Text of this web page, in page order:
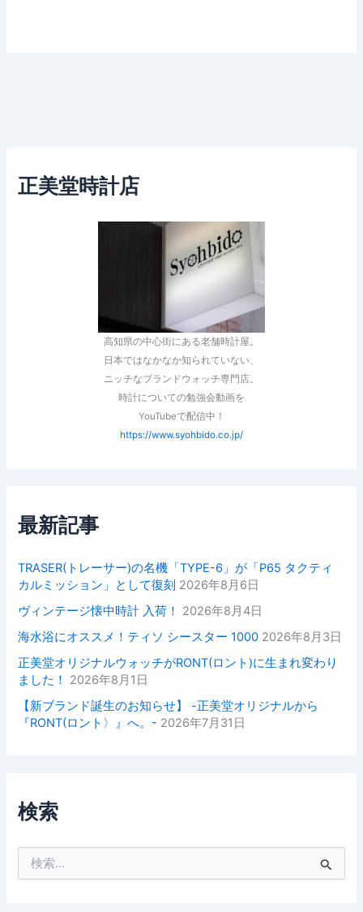
正美堂時計店
高知県の中心街にある老舗時計屋。
日本ではなかなか知られていない、
ニッチなブランドウォッチ専門店。
時計についての勉強会動画を
YouTubeで配信中！
https://www.syohbido.co.jp/
最新記事
TRASER(トレーサー)の名機「TYPE-6」が「P65 タクティ
カルミッション」として復刻 2026年8月6日
ヴィンテージ懐中時計 入荷！
2026年8月4日
海水浴にオススメ！ティソ シースター 1000 2026年8月3日
正美堂オリジナルウォッチがRONT(ロント)に生まれ変わり
ました！
2026年8月1日
【新ブランド誕生のお知らせ】 -正美堂オリジナルから
『RONT(ロント〉』へ。- 2026年7月31日
検索